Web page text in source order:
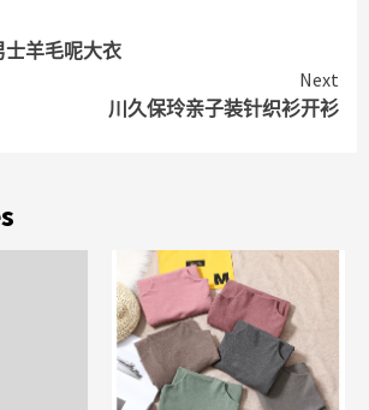
羊毛呢大衣
Next
川久保玲亲子装针织衫开衫